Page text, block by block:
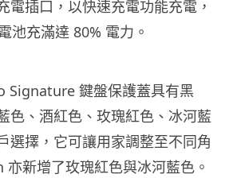
電插口，以快速充電功能充電，
池充滿達 80% 電力。
Signature 鍵盤保護蓋具有黑
色、酒紅色、玫瑰紅色、冰河藍
選擇，它可讓用家調整至不同角
亦新增了玫瑰紅色與冰河藍色。